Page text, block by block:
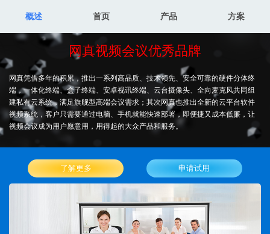
概述 首页 产品 方案
网真视频会议优秀品牌
网真凭借多年的积累，推出一系列高品质、技术领先、安全可靠的硬件分体终
端，一体化终端、盒子终端、安卓视讯终端、云台摄像头、全向麦克风共同组
建私有云系统，满足旗舰型高端会议需求；其次网真也推出全新的云平台软件
视频系统，客户只需要通过电脑、手机就能快速部署，即便捷又成本低廉，让
视频会议成为用户愿意用，用得起的大众产品和服务。
了解更多 申请试用